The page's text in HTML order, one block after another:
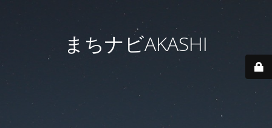
まちナビAKASHI